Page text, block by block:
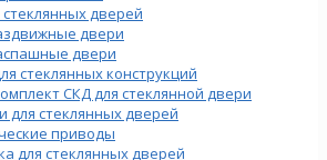
дверей
двери
двери
стеклянных конструкций
СКД для стеклянной двери
для стеклянных дверей
приводы
для стеклянных дверей